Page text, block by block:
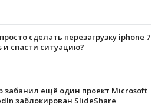
сделать перезагрузку iphone 7
и спасти ситуацию?
забанил ещё один проект Microsoft
заблокирован SlideShare